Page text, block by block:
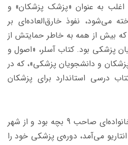
اغلب به عنوان «پزشک پزشکان» و
می‌شود، نفوذ خارق‌العاده‌ای بر
بیش از همه به خاطر حمایتش از
پزشکی بود. کتاب آسلر، «اصول و
و دانشجویان پزشکی»، که در
به کتاب درسی استاندارد برای پزشکان
آسلر، که کوچک‌ترین فرزند خانواده‌ای صاحب 9 بچه بود و از شهر
می‌آمد، دوره‌ی پزشکی خود را